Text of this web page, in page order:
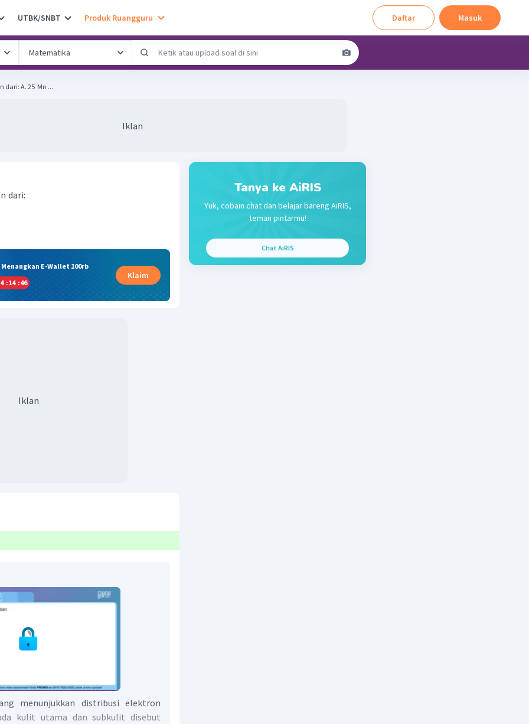
UTBK/SNBT Produk Ruangguru Daftar Masuk
Tuliskan konfigurasi elektron dari: A. 25 ​ Mn ...
Iklan
dari:
E-Wallet 100rb
:14 :45
Klaim
Iklan
menunjukkan distribusi elektron
kulit utama dan subkulit disebut
Tanya ke AiRIS
Yuk, cobain chat dan belajar bareng AiRIS,
teman pintarmu!
Chat AiRIS